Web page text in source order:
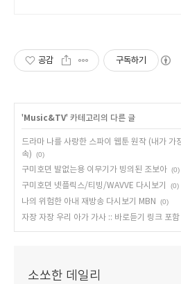
공감 구독하기
' Music&TV' 카테고리의 다른 글
드라마 나를 사랑한 스파이 웹툰 원작 (내가 가
속)
(0)
구미호뎐 발없는용 이무기가 빙의된 조보아 (0)
구미호뎐 넷플릭스/티빙/WAVVE 다시보기
(0)
나의 위험한 아내 재방송 다시보기 MBN
(0)
자장 자장 우리 아가 가사 :: 바로듣기 링크 포함
소쏘한 데일리